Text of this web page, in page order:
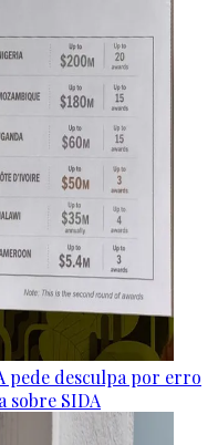
pede desculpa por erro
sobre SIDA